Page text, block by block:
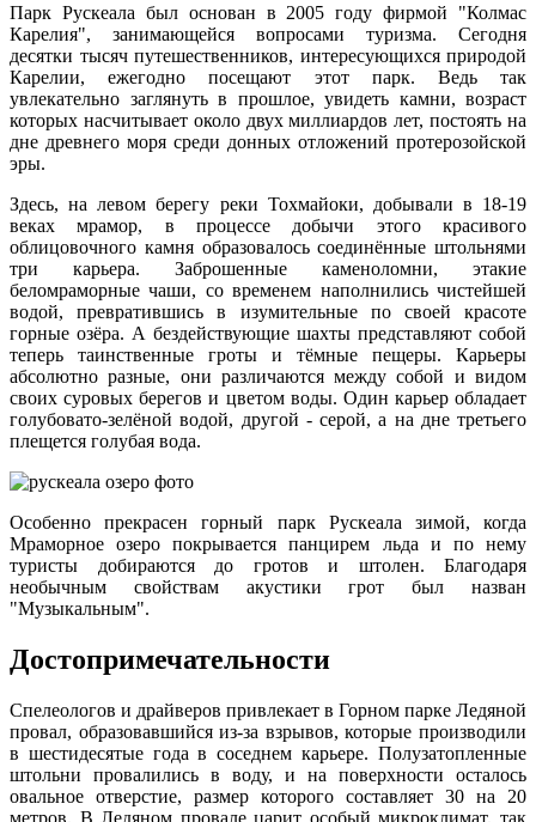
Парк Рускеала был основан в 2005 году фирмой "Колмас
Карелия", занимающейся вопросами туризма. Сегодня
десятки тысяч путешественников, интересующихся природой
Карелии, ежегодно посещают этот парк. Ведь так
увлекательно заглянуть в прошлое, увидеть камни, возраст
которых насчитывает около двух миллиардов лет, постоять на
дне древнего моря среди донных отложений протерозойской
эры.
Здесь, на левом берегу реки Тохмайоки, добывали в 18-19
веках мрамор, в процессе добычи этого красивого
облицовочного камня образовалось соединённые штольнями
три карьера. Заброшенные каменоломни, этакие
беломраморные чаши, со временем наполнились чистейшей
водой, превратившись в изумительные по своей красоте
горные озёра. А бездействующие шахты представляют собой
теперь таинственные гроты и тёмные пещеры. Карьеры
абсолютно разные, они различаются между собой и видом
своих суровых берегов и цветом воды. Один карьер обладает
голубовато-зелёной водой, другой - серой, а на дне третьего
плещется голубая вода.
Особенно прекрасен горный парк Рускеала зимой, когда
Мраморное озеро покрывается панцирем льда и по нему
туристы добираются до гротов и штолен. Благодаря
необычным свойствам акустики грот был назван
"Музыкальным".
Достопримечательности
Спелеологов и драйверов привлекает в Горном парке Ледяной
провал, образовавшийся из-за взрывов, которые производили
в шестидесятые года в соседнем карьере. Полузатопленные
штольни провалились в воду, и на поверхности осталось
овальное отверстие, размер которого составляет 30 на 20
метров. В Ледяном провале царит особый микроклимат, так